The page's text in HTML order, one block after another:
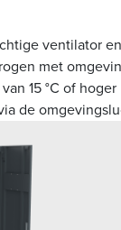
ventilator
met
15 °C of hoger
de